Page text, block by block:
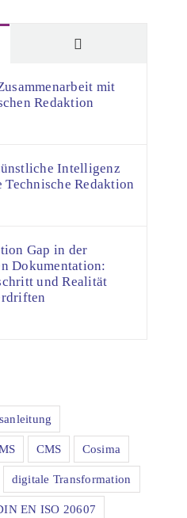
mit
Redaktion
Intelligenz
Redaktion
Gap in der
Dokumentation:
und Realität
CMS Cosima
digitale Transformation
EN ISO 20607